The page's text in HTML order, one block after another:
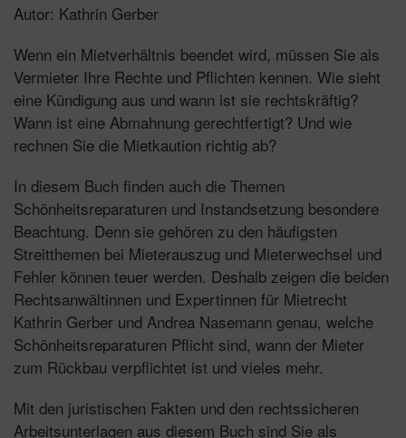
Autor: Kathrin Gerber
Wenn ein Mietverhältnis beendet wird, müssen Sie als
Vermieter Ihre Rechte und Pflichten kennen. Wie sieht
eine Kündigung aus und wann ist sie rechtskräftig?
Wann ist eine Abmahnung gerechtfertigt? Und wie
rechnen Sie die Mietkaution richtig ab?
In diesem Buch finden auch die Themen
Schönheitsreparaturen und Instandsetzung besondere
Beachtung. Denn sie gehören zu den häufigsten
Streitthemen bei Mieterauszug und Mieterwechsel und
Fehler können teuer werden. Deshalb zeigen die beiden
Rechtsanwältinnen und Expertinnen für Mietrecht
Kathrin Gerber und Andrea Nasemann genau, welche
Schönheitsreparaturen Pflicht sind, wann der Mieter
zum Rückbau verpflichtet ist und vieles mehr.
Mit den juristischen Fakten und den rechtssicheren
Arbeitsunterlagen aus diesem Buch sind Sie als